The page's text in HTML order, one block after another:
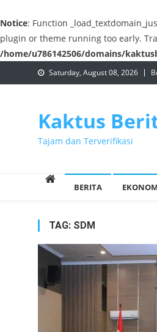
Notice: Function
plugin or theme running too early.
/home/u786142506/domains/
to
Saturday, August 08, 2026
Kaktus
Tajam dan Terverifikasi
BERITA
TAG: SDM